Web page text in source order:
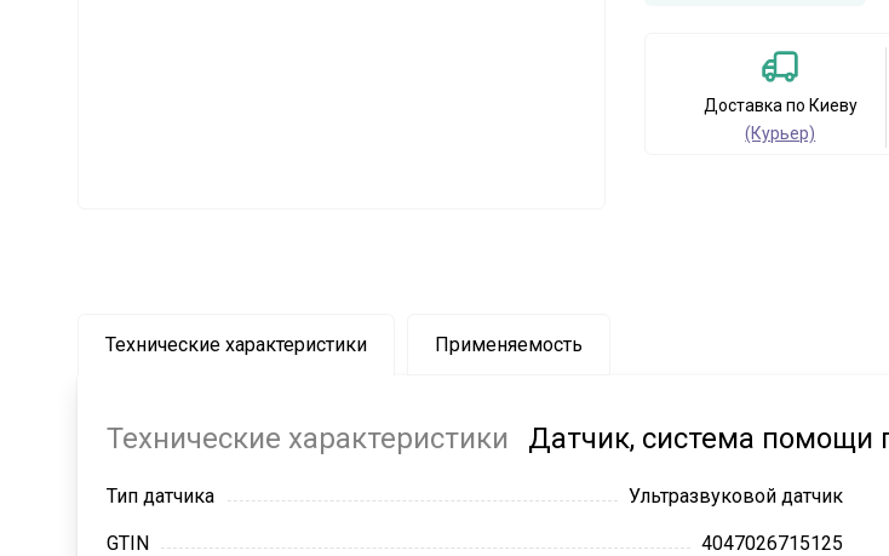
Доставка по Киеву
(Курьер)
Технические характеристики Применяемость
Технические характеристики Датчик, система помощи
Тип датчика Ультразвуковой датчик
GTIN 4047026715125